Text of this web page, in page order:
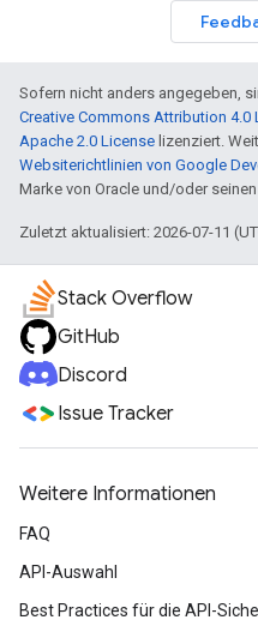
Sofern nicht anders angegeben,
Creative Commons Attribution 4.0
Apache 2.0 License lizenziert.
Websiterichtlinien von Google
Marke von Oracle und/oder seinen
Zuletzt aktualisiert: 2026-07-11
Stack Overflow
GitHub
Discord
Issue Tracker
Weitere Informationen
FAQ
API-Auswahl
Best Practices für die API-